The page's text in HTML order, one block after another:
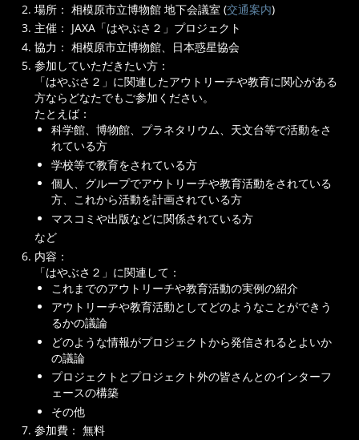
場所： 相模原市立博物館 地下会議室 (交通案内)
主催： JAXA「はやぶさ２」プロジェクト
協力： 相模原市立博物館、日本惑星協会
参加していただきたい方：
「はやぶさ２」に関連したアウトリーチや教育に関心がある
方ならどなたでもご参加ください。
たとえば：
科学館、博物館、プラネタリウム、天文台等で活動をさ
れている方
学校等で教育をされている方
個人、グループでアウトリーチや教育活動をされている
方、これから活動を計画されている方
マスコミや出版などに関係されている方
など
内容：
「はやぶさ２」に関連して：
これまでのアウトリーチや教育活動の実例の紹介
アウトリーチや教育活動としてどのようなことができう
るかの議論
どのような情報がプロジェクトから発信されるとよいか
の議論
プロジェクトとプロジェクト外の皆さんとのインターフ
ェースの構築
その他
参加費： 無料